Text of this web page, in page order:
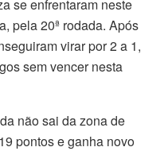
se enfrentaram neste
pela 20ª rodada. Após
virar por 2 a 1,
sem vencer nesta
não sai da zona de
pontos e ganha novo